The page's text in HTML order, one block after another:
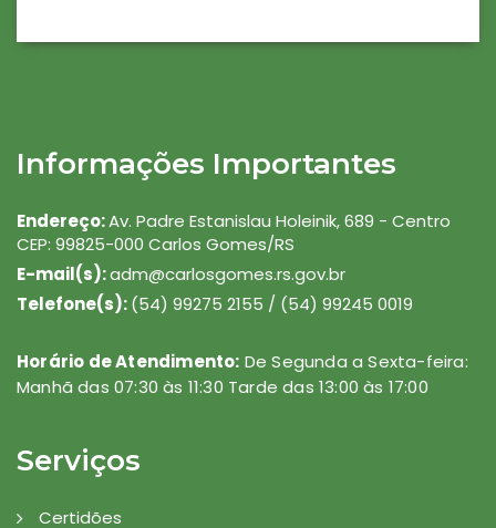
Informações Importantes
Endereço:Av. Padre Estanislau Holeinik, 689 - Centro
CEP: 99825-000 Carlos Gomes/RS
E-mail(s):adm@carlosgomes.rs.gov.br
Telefone(s):(54) 99275 2155 / (54) 99245 0019
Horário de Atendimento: De Segunda a Sexta-feira:
Manhã das 07:30 às 11:30 Tarde das 13:00 às 17:00
Serviços
Certidões